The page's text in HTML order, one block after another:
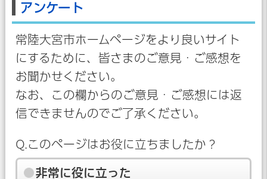
アンケート
常陸大宮市ホームページをより良いサイト
にするために、皆さまのご意見・ご感想を
お聞かせください。
なお、この欄からのご意見・ご感想には返
信できませんのでご了承ください。
Q.このページはお役に立ちましたか？
非常に役に立った